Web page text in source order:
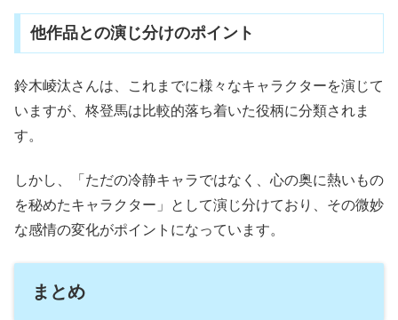
他作品との演じ分けのポイント
鈴木崚汰さんは、これまでに様々なキャラクターを演じて
いますが、柊登馬は比較的落ち着いた役柄に分類されま
す。
しかし、「ただの冷静キャラではなく、心の奥に熱いもの
を秘めたキャラクター」として演じ分けており、その微妙
な感情の変化がポイントになっています。
まとめ